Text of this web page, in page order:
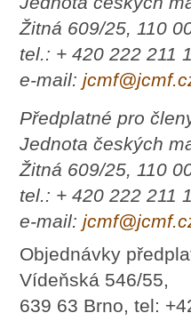
Žitná 609/25, 110
tel.: + 420 222 211
e-mail:
Předplatné pro
Jednota českých
Žitná 609/25, 110
tel.: + 420 222 211
e-mail:
Objednávky
Vídeňská 546/55,
639 63 Brno, tel: